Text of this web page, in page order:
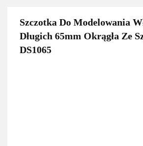
Szczotka Do Modelowania
Długich 65mm Okrągła Ze
DS1065